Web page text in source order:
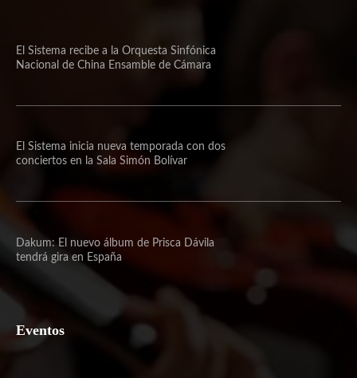
El Sistema recibe a la Orquesta Sinfónica
Nacional de China Ensamble de Cámara
El Sistema inicia nueva temporada con dos
conciertos en la Sala Simón Bolívar
Dakum: El nuevo álbum de Prisca Dávila
tendrá gira en España
Eventos